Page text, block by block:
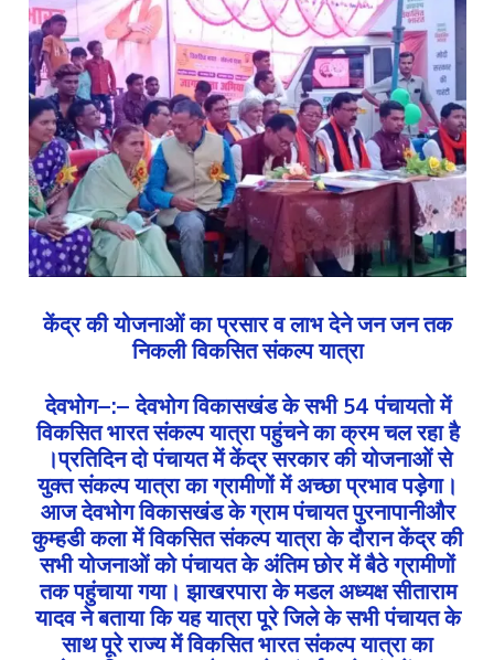
केंद्र की योजनाओं का प्रसार व लाभ देने जन जन तक
निकली विकसित संकल्प यात्रा
देवभोग–:– देवभोग विकासखंड के सभी 54 पंचायतो में
विकसित भारत संकल्प यात्रा पहुंचने का क्रम चल रहा है
।प्रतिदिन दो पंचायत में केंद्र सरकार की योजनाओं से
युक्त संकल्प यात्रा का ग्रामीणों में अच्छा प्रभाव पड़ेगा।
आज देवभोग विकासखंड के ग्राम पंचायत पुरनापानीऔर
कुम्हडी कला में विकसित संकल्प यात्रा के दौरान केंद्र की
सभी योजनाओं को पंचायत के अंतिम छोर में बैठे ग्रामीणों
तक पहुंचाया गया। झाखरपारा के मडल अध्यक्ष सीताराम
यादव ने बताया कि यह यात्रा पूरे जिले के सभी पंचायत के
साथ पूरे राज्य में विकसित भारत संकल्प यात्रा का